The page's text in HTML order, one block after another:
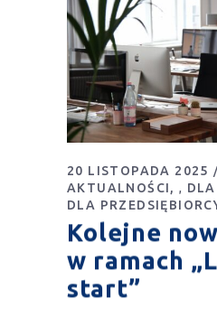
20 LISTOPADA 2025
AKTUALNOŚCI
,
DLA
Kolejne
w ramach
start”